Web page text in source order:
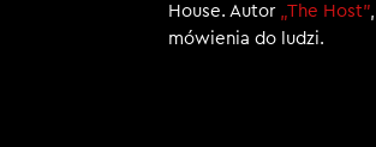
House. Autor „The Host”
mówienia do ludzi.